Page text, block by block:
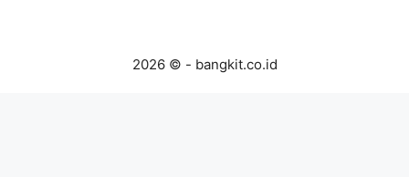
2026 © - bangkit.co.id